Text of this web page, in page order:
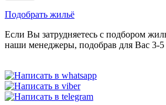
Подобрать жильё
Если Вы затрудняетесь с подбором
наши менеджеры, подобрав для Вас 3-5